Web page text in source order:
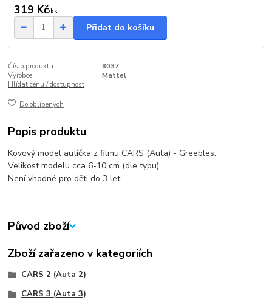
319 Kč/ks
Přidat do košíku
Číslo produktu:
8037
Výrobce:
Mattel
Hlídat cenu / dostupnost
Do oblíbených
Popis produktu
Kovový model autíčka z filmu CARS (Auta) - Greebles.
Velikost modelu cca 6-10 cm (dle typu).
Není vhodné pro děti do 3 let.
Původ zboží
Zboží zařazeno v kategoriích
CARS 2 (Auta 2)
CARS 3 (Auta 3)